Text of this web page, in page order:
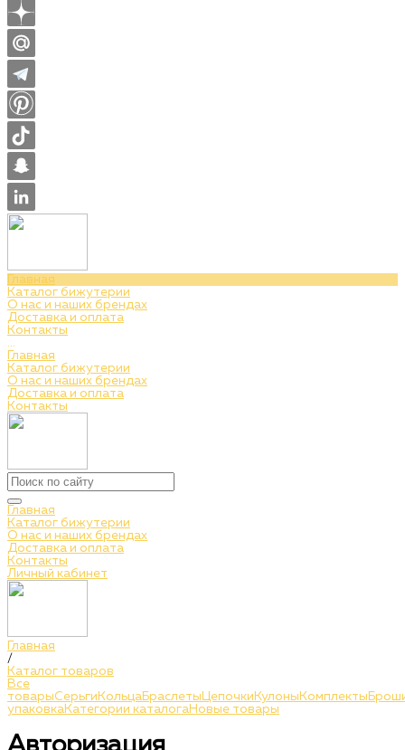
Главная
Каталог бижутерии
О нас и наших брендах
Доставка и оплата
Контакты
...
Главная
Каталог бижутерии
О нас и наших брендах
Доставка и оплата
Контакты
Главная
Каталог бижутерии
О нас и наших брендах
Доставка и оплата
Контакты
Личный кабинет
Главная
/
Каталог товаров
Все
товарыСерьги КольцаБраслеты Цепочки Кулоны Комплекты
упаковкаКатегории каталогаНовые товары